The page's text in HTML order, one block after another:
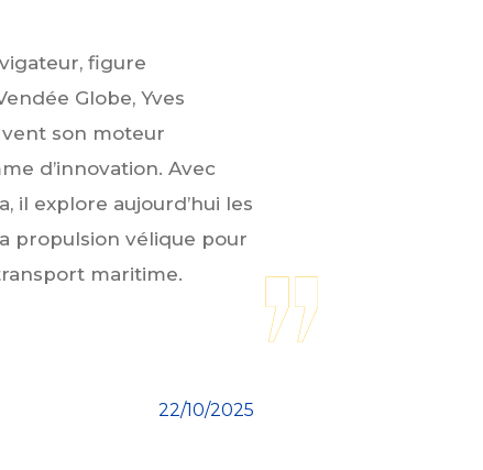
figure
Globe, Yves
son moteur
d’innovation. Avec
il explore aujourd’hui les
propulsion vélique pour
maritime.
22/10/2025